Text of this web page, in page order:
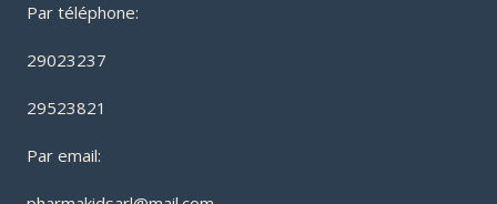
Par téléphone:
29023237
29523821
Par email: